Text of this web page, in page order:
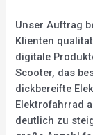
Unser Auftrag
Klienten
digitale
Scooter, das
dickbereifte
Elektrofahrrad
deutlich zu